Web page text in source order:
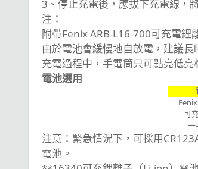
3、停止充電後，應拔下充電線，
注：
附帶Fenix ARB-L16-700可充電鋰
由於電池會緩慢地自放電，建議
充電過程中，手電筒只可點亮低亮
電池選用
可
一
注意：緊急情況下，可採用
電池。